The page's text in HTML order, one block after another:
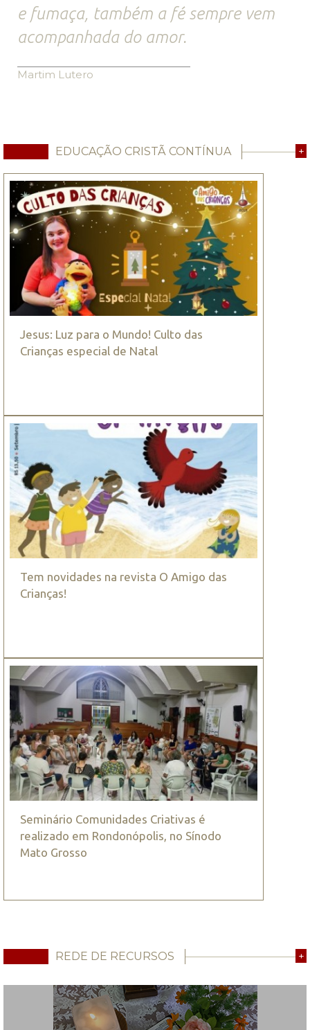
e fumaça, também a fé sempre vem
acompanhada do amor.
Martim Lutero
EDUCAÇÃO CRISTÃ CONTÍNUA +
Jesus: Luz para o Mundo! Culto das
Crianças especial de Natal
Tem novidades na revista O Amigo das
Crianças!
Seminário Comunidades Criativas é
realizado em Rondonópolis, no Sínodo
Mato Grosso
REDE DE RECURSOS +